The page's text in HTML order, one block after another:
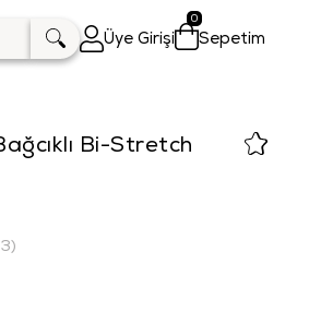
Üye Girişi Sepetim
0
Bi-Stretch